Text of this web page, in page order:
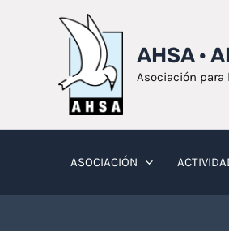
AHSA ·
Asociación
ASOCIACIÓN